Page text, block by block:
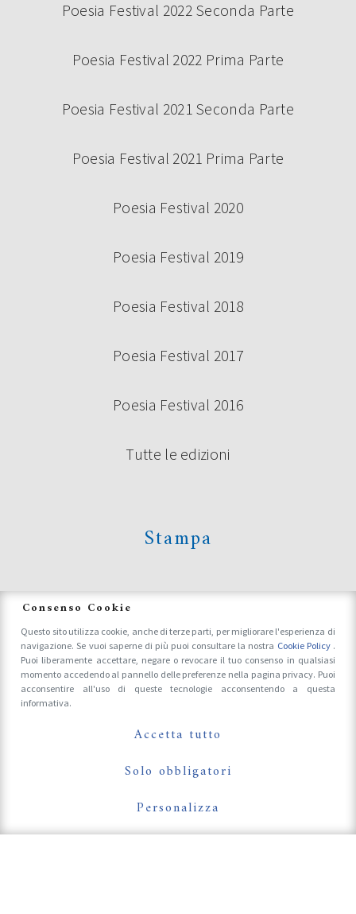
Poesia Festival 2022 Seconda Parte
Poesia Festival 2022 Prima Parte
Poesia Festival 2021 Seconda Parte
Poesia Festival 2021 Prima Parte
Poesia Festival 2020
Poesia Festival 2019
Poesia Festival 2018
Poesia Festival 2017
Poesia Festival 2016
Tutte le edizioni
Stampa
Accrediti Stampa e Fotografi
Follow Us On
Consenso Cookie
Questo sito utilizza cookie, anche di terze parti, per migliorare l'esperienza di
navigazione. Se vuoi saperne di più puoi consultare la nostra Cookie Policy .
Puoi liberamente accettare, negare o revocare il tuo consenso in qualsiasi
momento accedendo al pannello delle preferenze nella pagina privacy. Puoi
acconsentire all'uso di queste tecnologie acconsentendo a questa
informativa.
Accetta tutto
Solo obbligatori
Personalizza